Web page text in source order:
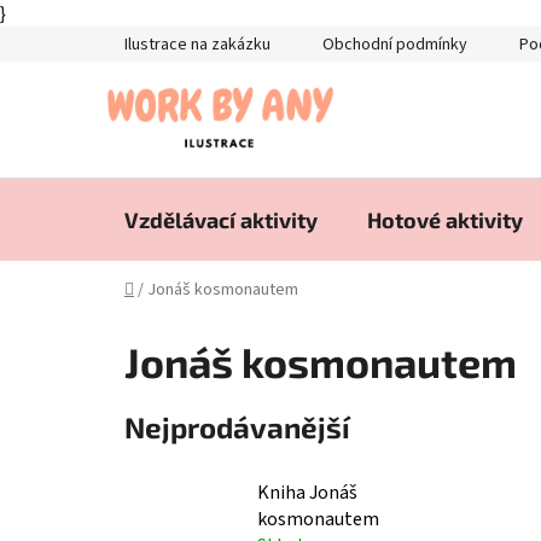
}
Ilustrace na zakázku Obchodní podmínky
Vzdělávací aktivity Hotové aktivity
Domů
/ Jonáš kosmonautem
Jonáš kosmonautem
Nejprodávanější
Kniha Jonáš
kosmonautem